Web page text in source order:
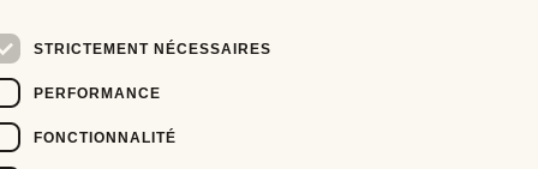
STRICTEMENT NÉCESSAIRES
PERFORMANCE
FONCTIONNALITÉ